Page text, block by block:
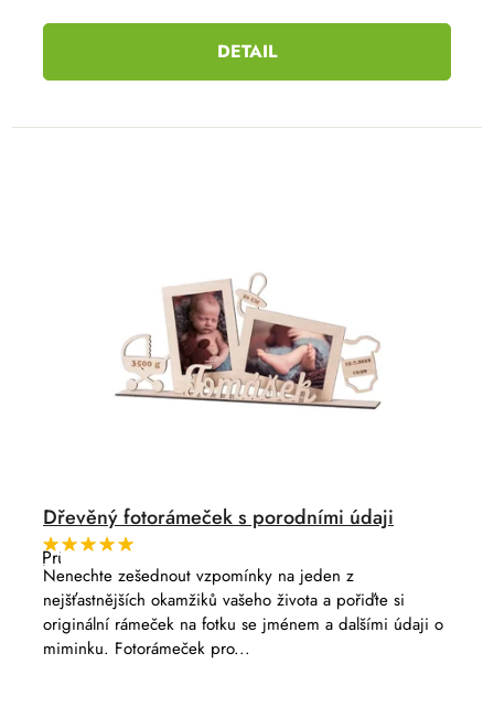
DETAIL
Dřevěný fotorámeček s porodními údaji
Průměrné
hodnocení
produktu
je
5,0
z
5
Nenechte zešednout vzpomínky na jeden z
nejšťastnějších okamžiků vašeho života a pořiďte si
originální rámeček na fotku se jménem a dalšími údaji o
miminku. Fotorámeček pro...